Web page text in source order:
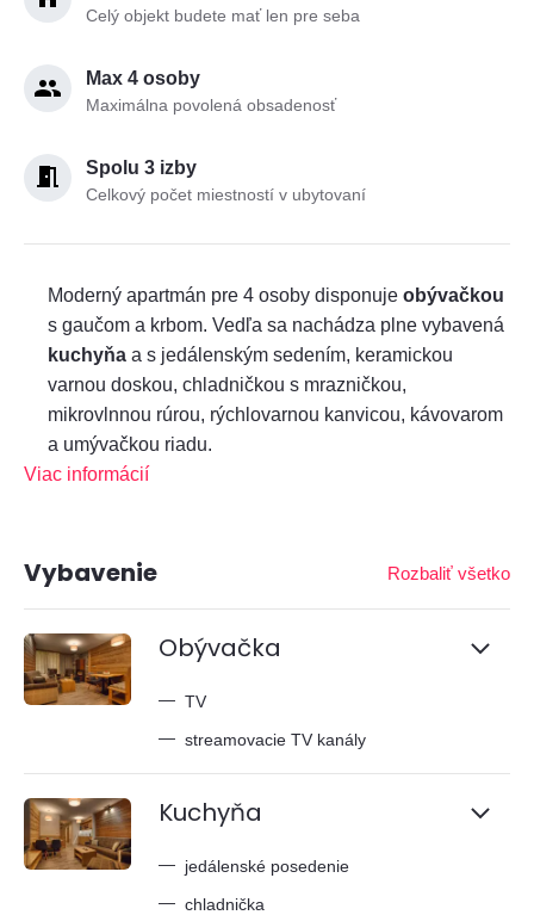
Celý objekt budete mať len pre seba
Max 4 osoby
Maximálna povolená obsadenosť
Spolu 3 izby
Celkový počet miestností v ubytovaní
Moderný apartmán pre 4 osoby disponuje obývačkou
s gaučom a krbom. Vedľa sa nachádza plne vybavená
kuchyňa a s jedálenským sedením, keramickou
varnou doskou, chladničkou s mrazničkou,
mikrovlnnou rúrou, rýchlovarnou kanvicou, kávovarom
a umývačkou riadu.
Viac informácií
Vybavenie Rozbaliť všetko
Obývačka
— TV
— streamovacie TV kanály
Kuchyňa
— jedálenské posedenie
— chladnička